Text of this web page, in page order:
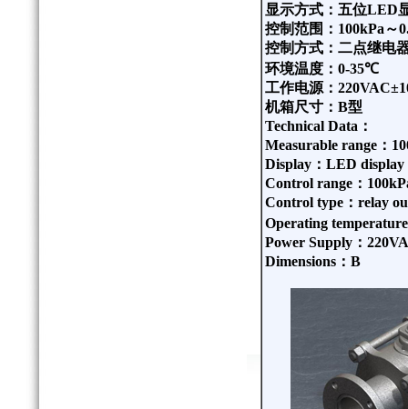
显示方式：五位LED
控制范围： 100kPa ～
控制方式：二点继电
环境温度： 0-35℃
工作电源： 220VAC±
机箱尺寸： B型
Technical Data ：
Measurable range ：
Display ： LED display
Control range ：
Control type ： relay
Operating temperature
Power Supply ：
Dimensions ： B